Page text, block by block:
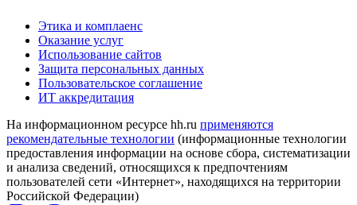
Этика и комплаенс
Оказание услуг
Использование сайтов
Защита персональных данных
Пользовательское соглашение
ИТ аккредитация
На информационном ресурсе hh.ru применяются
рекомендательные технологии (информационные технологии
предоставления информации на основе сбора, систематизации
и анализа сведений, относящихся к предпочтениям
пользователей сети «Интернет», находящихся на территории
Российской Федерации)